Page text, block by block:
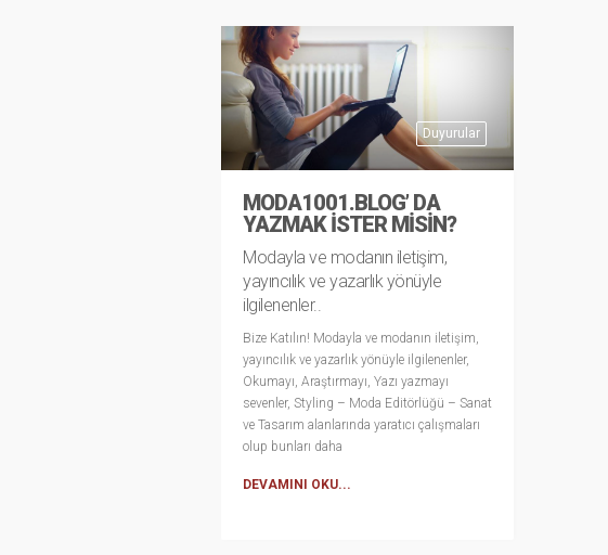
Duyurular
MODA1001.BLOG’ DA
YAZMAK ISTER MISIN?
Modayla ve modanın iletişim,
yayıncılık ve yazarlık yönüyle
ilgilenenler..
Bize Katılın! Modayla ve modanın iletişim,
yayıncılık ve yazarlık yönüyle ilgilenenler,
Okumayı, Araştırmayı, Yazı yazmayı
sevenler, Styling – Moda Editörlüğü – Sanat
ve Tasarım alanlarında yaratıcı çalışmaları
olup bunları daha
DEVAMINI OKU...